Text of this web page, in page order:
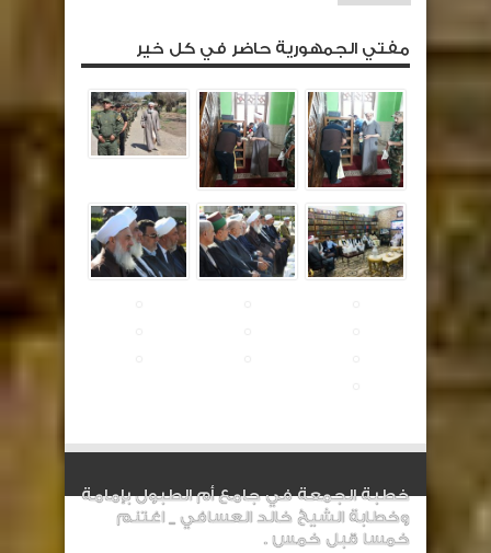
مفتي الجمهورية حاضر في كل خير
خطبة الجمعة في جامع أم الطبول بإمامة
وخطابة الشيخ خالد العسافي _ اغتنم
خمسا قبل خمس .